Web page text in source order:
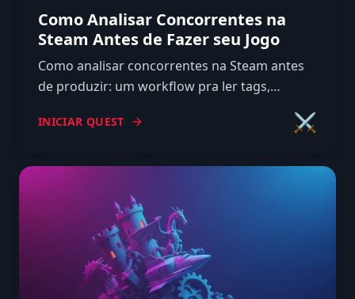
Como Analisar Concorrentes na
Steam Antes de Fazer seu Jogo
Como analisar concorrentes na Steam antes
de produzir: um workflow pra ler tags,
lacuna do seu nicho.
INICIAR QUEST ⚔️